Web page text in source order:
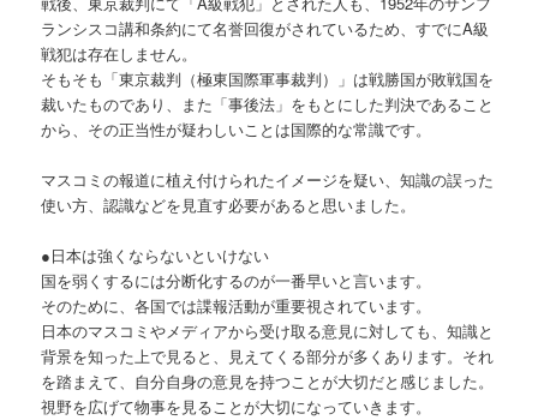
ランシスコ講和条約にて名誉回復がされているため、すでにA級
戦犯は存在しません。
そもそも「東京裁判（極東国際軍事裁判）」は戦勝国が敗戦国を
裁いたものであり、また「事後法」をもとにした判決であること
から、その正当性が疑わしいことは国際的な常識です。
マスコミの報道に植え付けられたイメージを疑い、知識の誤った
使い方、認識などを見直す必要があると思いました。
●日本は強くならないといけない
国を弱くするには分断化するのが一番早いと言います。
そのために、各国では諜報活動が重要視されています。
日本のマスコミやメディアから受け取る意見に対しても、知識と
背景を知った上で見ると、見えてくる部分が多くあります。それ
を踏まえて、自分自身の意見を持つことが大切だと感じました。
視野を広げて物事を見ることが大切になっていきます。